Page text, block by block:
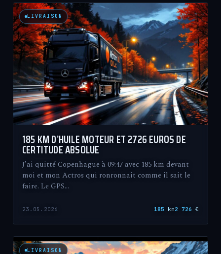
LIVRAISON
185 KM D’HUILE MOTEUR ET 2726 EUROS DE
CERTITUDE ABSOLUE
J’ai quitté Copenhague à 09:47 avec 185 km devant
moi et mon Actros qui ronronnait comme il sait le
faire. Le GPS…
23.05.2026 185 km2 726 €
LIVRAISON